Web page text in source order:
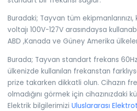
Buradaki; Tayvan tüm
voltajı 100V-127V arasındaysa
ABD ,Kanada ve Güney Amerika
Burada; Tayvan standart frekans
ülkenizde kullanılan frekanstan
prize takarken dikkatli olun. Cihazın
olmadığını görmek için cihazınızdaki
Elektrik bilgilerimizi Uluslararası